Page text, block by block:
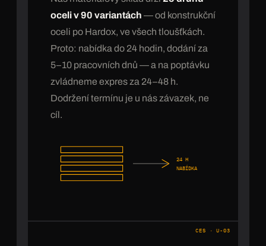
oceli v 90 variantách — od konstrukční
oceli po Hardox, ve všech tloušťkách.
Proto: nabídka do 24 hodin, dodání za
5–10 pracovních dnů — a na poptávku
zvládneme expres za 24–48 h.
Dodržení termínu je u nás závazek, ne
cíl.
24 H
NABÍDKA
CES · U-03